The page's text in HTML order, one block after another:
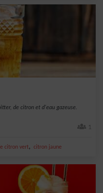
de citron et d'eau gazeuse.
1
citron vert, citron jaune